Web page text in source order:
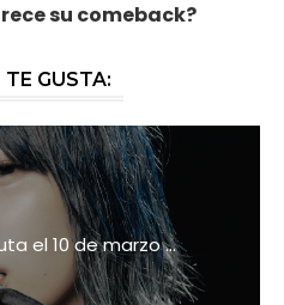
su comeback?
GUSTA:
el 10 de marzo ...